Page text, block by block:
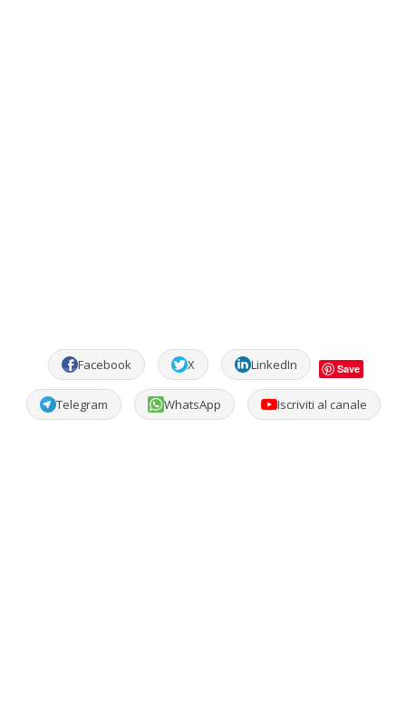
Facebook X LinkedIn Save
Telegram WhatsApp Iscriviti al canale